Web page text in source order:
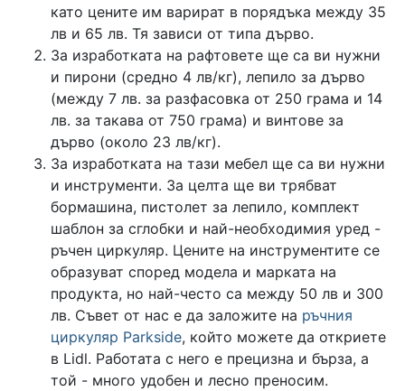
като цените им варират в порядъка между 35
лв и 65 лв. Тя зависи от типа дърво.
За изработката на рафтовете ще са ви нужни
и пирони (средно 4 лв/кг), лепило за дърво
(между 7 лв. за разфасовка от 250 грама и 14
лв. за такава от 750 грама) и винтове за
дърво (около 23 лв/кг).
За изработката на тази мебел ще са ви нужни
и инструменти. За целта ще ви трябват
бормашина, пистолет за лепило, комплект
шаблон за сглобки и най-необходимия уред -
ръчен циркуляр. Цените на инструментите се
образуват според модела и марката на
продукта, но най-често са между 50 лв и 300
лв. Съвет от нас е да заложите на ръчния
циркуляр Parkside, който можете да откриете
в Lidl. Работата с него е прецизна и бърза, а
той - много удобен и лесно преносим.